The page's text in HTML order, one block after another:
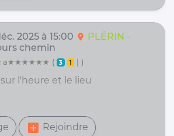
2025 à 15:00 location_on PLÉRIN -
chemin
a★★★★★★ ( 3 1 | )
l'heure et le lieu
add_box Rejoindre